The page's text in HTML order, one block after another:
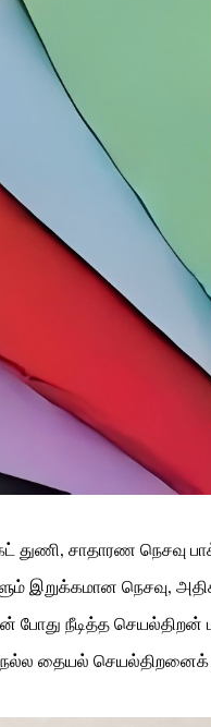
துணி, சாதாரண நெசவு
நெசவு, அதிக
நீடித்த செயல்திறன்
நல்ல தையல்